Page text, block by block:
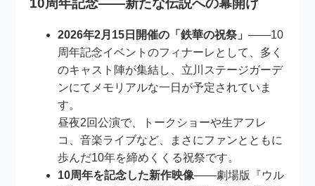
2026年2月15日開催の「鉄華の祝祭」――10
周年記念イベントのフィナーレとして、多く
のキャスト陣が集結し、立川ステージガーデ
ンにてメモリアルな一日が予定されていま
す。
昼夜2回公演で、トークショーや生アフレ
コ、音楽ライブなど、まさにファンとともに
歩んだ10年を締めくくる祝祭です。
10周年を記念した新作映像――劇場版『ウル